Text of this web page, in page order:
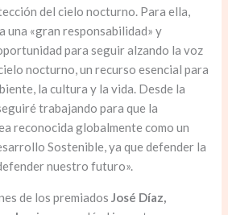
del cielo nocturno. Para ella,
una «gran responsabilidad» y
para seguir alzando la voz
nocturno, un recurso esencial para
la cultura y la vida. Desde la
trabajando para que la
reconocida globalmente como un
Sostenible, ya que defender la
nuestro futuro».
de los premiadosJosé Díaz,